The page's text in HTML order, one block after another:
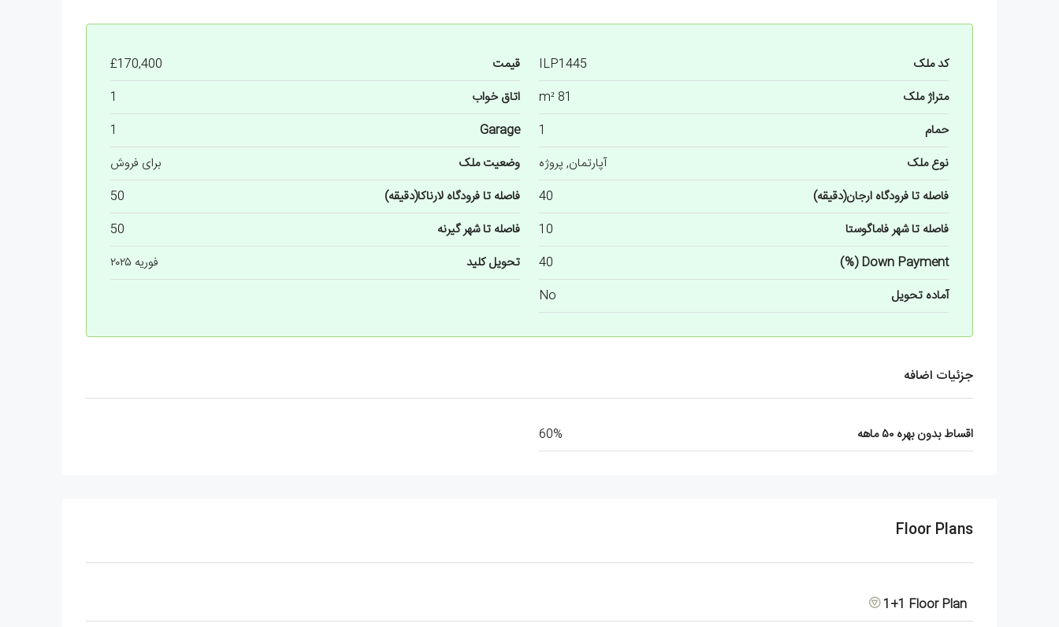
کد ملک ILP1445 قیمت
£170,400
متراژ ملک
81 m² اتاق خواب
1
حمام
1
Garage
1
نوع ملک
آپارتمان, پروژه وضعیت ملک
برای فروش
فاصله تا فرودگاه ارجان(دقیقه)
40 فاصله تا فرودگاه لارناکا(دقیقه)
50
فاصله تا شهر فاماگوستا
10 فاصله تا شهر گیرنه
50
Down Payment (%)
40 تحویل کلید
فوریه ۲۰۲۵
آماده تحویل
No
جزئیات اضافه
اقساط بدون بهره ۵۰ ماهه 60%
Floor Plans
1+1 Floor Plan